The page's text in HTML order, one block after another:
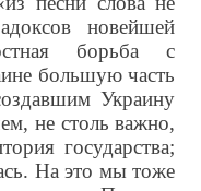
новейшей
борьба с
большую часть
Украину
не столь важно,
государства;
На это мы тоже